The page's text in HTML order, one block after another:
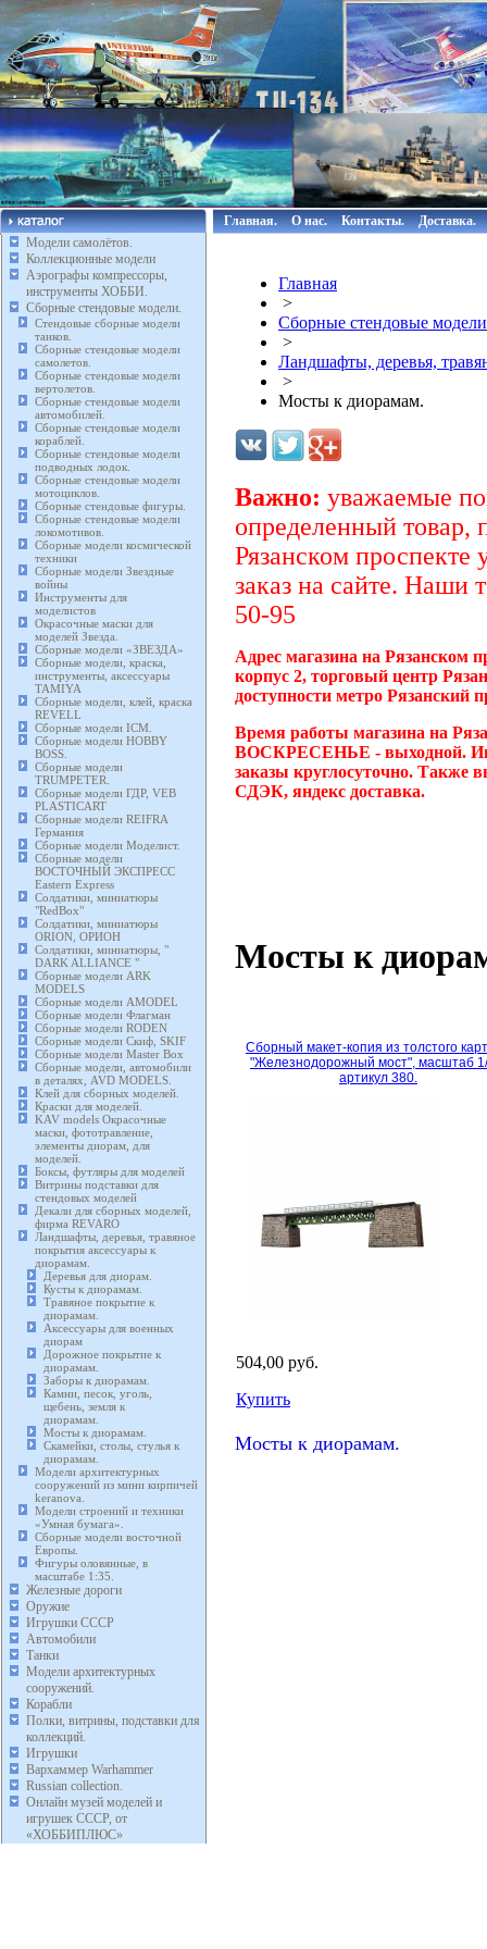
Модели самолётов.
Коллекционные модели
Аэрографы компрессоры,
инструменты ХОББИ.
Сборные стендовые модели.
Стендовые сборные модели
танков.
Сборные стендовые модели
самолетов.
Сборные стендовые модели
вертолетов.
Сборные стендовые модели
автомобилей.
Сборные стендовые модели
кораблей.
Сборные стендовые модели
подводных лодок.
Сборные стендовые модели
мотоциклов.
Сборные стендовые фигуры.
Сборные стендовые модели
локомотивов.
Сборные модели космической
техники
Сборные модели Звездные
войны
Инструменты для
моделистов
Окрасочные маски для
моделей Звезда.
Сборные модели «ЗВЕЗДА»
Сборные модели, краска,
инструменты, аксессуары
TAMIYA
Сборные модели, клей, краска
REVELL
Сборные модели ICM.
Сборные модели HOBBY
BOSS.
Сборные модели
TRUMPETER.
Сборные модели ГДР, VEB
PLASTICART
Сборные модели REIFRA
Германия
Сборные модели Моделист.
Сборные модели
ВОСТОЧНЫЙ ЭКСПРЕСС
Eastern Express
Солдатики, миниатюры
"RedBox"
Солдатики, миниатюры
ORION, ОРИОН
Солдатики, миниатюры, "
DARK ALLIANCE "
Сборные модели ARK
MODELS
Сборные модели AMODEL
Сборные модели Флагман
Сборные модели RODEN
Сборные модели Скиф, SKIF
Сборные модели Master Box
Сборные модели, автомобили
в деталях, AVD MODELS.
Клей для сборных моделей.
Краски для моделей.
KAV models Окрасочные
маски, фототравление,
элементы диорам, для
моделей.
Боксы, футляры для моделей
Витрины подставки для
стендовых моделей
Декали для сборных моделей,
фирма REVARO
Ландшафты, деревья, травяное
покрытия аксессуары к
диорамам.
Деревья для диорам.
Кусты к диорамам.
Травяное покрытие к
диорамам.
Аксессуары для военных
диорам
Дорожное покрытие к
диорамам.
Заборы к диорамам.
Камни, песок, уголь,
щебень, земля к
диорамам.
Мосты к диорамам.
Скамейки, столы, стулья к
диорамам.
Модели архитектурных
сооружений из мини кирпичей
keranova.
Модели строений и техники
«Умная бумага».
Сборные модели восточной
Европы.
Фигуры оловянные, в
масштабе 1:35.
Железные дороги
Оружие
Игрушки СССР
Автомобили
Танки
Модели архитектурных
сооружений.
Корабли
Полки, витрины, подставки для
коллекций.
Игрушки
Вархаммер Warhammer
Russian collection.
Онлайн музей моделей и
игрушек СССР, от
«ХОББИПЛЮС»
Главная. О нас. Контакты. Доставка.
Главная
>
Сборные стендовые
>
Ландшафты, деревья,
>
Мосты к диорамам.
Важно: уважаемые
определенный товар,
Рязанском проспекте
заказ на сайте. Наши
50-95
Адрес магазина на Рязанском
корпус 2, торговый центр
доступности метро Рязанский
Время работы магазина на
ВОСКРЕСЕНЬЕ - выходной.
заказы круглосуточно. Также
СДЭК, яндекс доставка.
Мосты к
Сборный макет-копия из толстого
"Железнодорожный мост", масштаб
артикул 380.
504,00 руб.
Купить
Мосты к диорамам.